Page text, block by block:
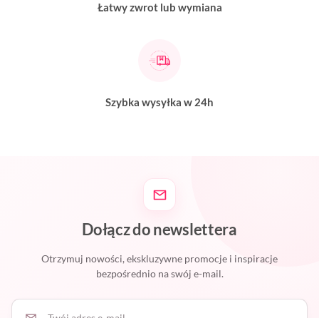
Łatwy zwrot lub wymiana
Szybka wysyłka w 24h
Dołącz do newslettera
Otrzymuj nowości, ekskluzywne promocje i inspiracje
bezpośrednio na swój e-mail.
Twój adres e-mail